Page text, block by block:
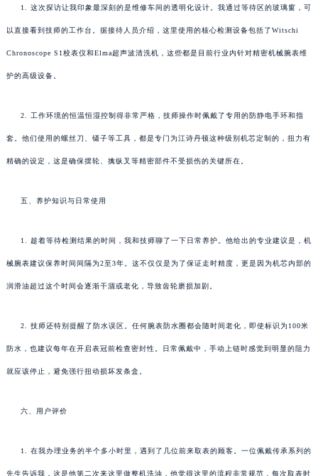
1. 这次探访让我印象最深刻的是维修车间的透明化设计。我通过等待区的玻璃窗，可
以直接看到技师的工作台。据接待人员介绍，这里使用的核心检测设备包括了Witschi
Chronoscope S1校表仪和Elma超声波清洗机，这些都是目前行业内针对精密机械腕表维
护的高级设备。
2. 工作环境的恒温恒湿控制得非常严格，技师操作时佩戴了专用的防静电手环和指
套。他们使用的螺丝刀、镊子等工具，都是专门为江诗丹顿这种级别机芯定制的，扭力有
精确的设定，这是确保摆轮、擒纵叉等精密部件不受损伤的关键所在。
五、养护知识与日常使用
1. 趁着等待检测结果的时间，我和技师聊了一下日常养护。他给出的专业建议是，机
械腕表建议保养时间间隔为2至3年。这不仅仅是为了保证走时精度，更是因为机芯内部的
润滑油超过这个时间会逐渐干涸或老化，导致齿轮磨损加剧。
2. 技师还特别提醒了防水误区。任何腕表防水圈都会随时间老化，即使标识为100米
防水，也建议每年在开启表冠前检查密封性。日常佩戴中，手动上链时感觉到明显的阻力
就应该停止，避免强行扭动损坏发条盒。
六、用户评价
1. 在我办理业务的半个多小时里，遇到了几位前来取表的顾客。一位佩戴传承系列的
先生告诉我，这是他第二次来这里做整机洗油，他觉得这里的流程非常规范，每次取表时